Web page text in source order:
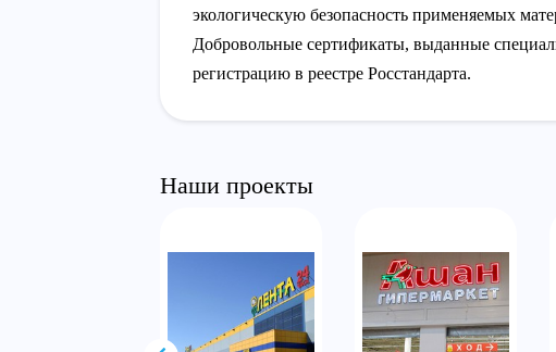
экологическую безопасность применяемых
Добровольные сертификаты, выданные
регистрацию в реестре Росстандарта.
Наши проекты